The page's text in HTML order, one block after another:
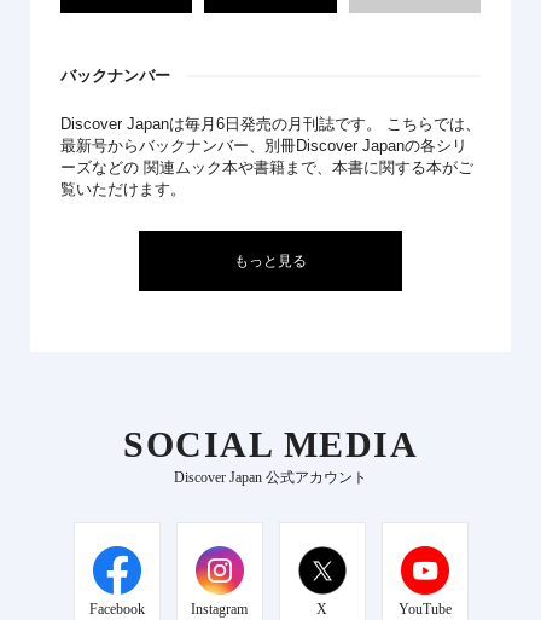
バックナンバー
Discover Japanは毎月6日発売の月刊誌です。 こちらでは、
最新号からバックナンバー、別冊Discover Japanの各シリ
ーズなどの 関連ムック本や書籍まで、本書に関する本がご
覧いただけます。
もっと見る
SOCIAL MEDIA
Discover Japan 公式アカウント
Facebook Instagram X YouTube